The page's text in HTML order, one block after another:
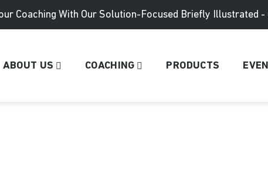
Coaching With Our Solution-Focused Briefly Illustrated -
ABOUT US COACHING PRODUCTS